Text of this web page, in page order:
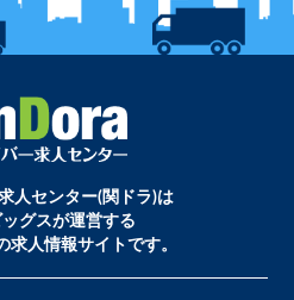
人センター(関ドラ)は
グスが運営する
求人情報サイトです。